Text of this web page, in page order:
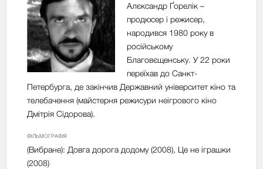
Алєксандр Ґорелік –
продюсер і режисер,
народився 1980 року в
російському
Благовєщенську. У 22 роки
переїхав до Санкт-
Петербурга, де закінчив Державний університет кіно та
телебачення (майстерня режисури неігрового кіно
Дмітрія Сідорова).
ФІЛЬМОГРАФІЯ
(Вибране): Довга дорога додому (2008), Це не іграшки
(2008)